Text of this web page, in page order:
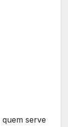
quem serve